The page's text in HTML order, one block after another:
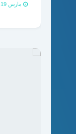
مارس 19, 2021